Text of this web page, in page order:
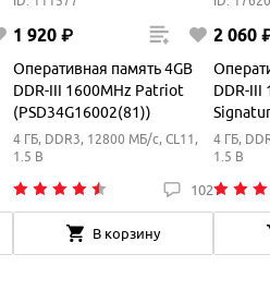
1 920 ₽
Оперативная память 4GB
DDR-III 1600MHz Patriot
(PSD34G16002(81))
4 ГБ, DDR3, 12800 МБ/с, CL11,
1.5 В
102
В корзину
2 060
DDR-III
4 ГБ,
1.5 В